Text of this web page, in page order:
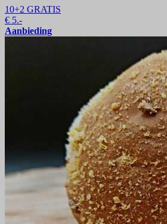
10+2 GRATIS
€ 5.-
Aanbieding